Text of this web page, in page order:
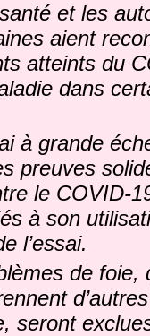
et les
aient
atteints du
dans
à grande
preuves
le COVID-
à son
l’essai.
de foie,
seront